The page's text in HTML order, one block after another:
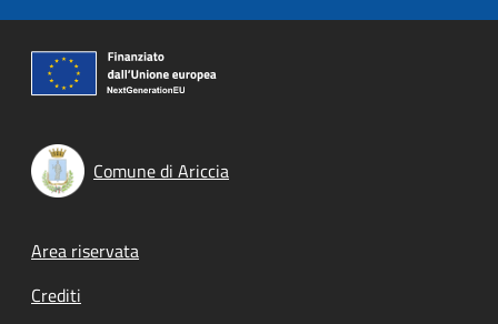
Comune di Ariccia
Footer menu
Area riservata
Crediti